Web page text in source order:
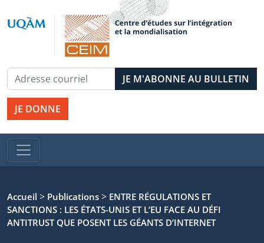
JE DONNE
Accueil > Publications > ENTRE RÉGULATIONS ET
SANCTIONS : LES ÉTATS-UNIS ET L’EU FACE AU DÉFI
ANTITRUST QUE POSENT LES GÉANTS D’INTERNET